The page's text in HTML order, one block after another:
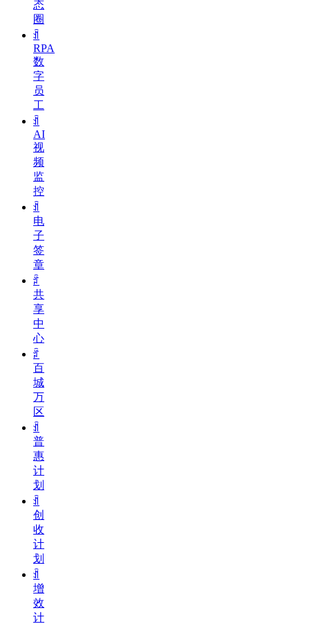
态
圈
ꀉ
RPA
数
字
员
工
ꀉ
AI
视
频
监
控
ꀉ
电
子
签
章
ꄁ
共
享
中
心
ꄁ
百
城
万
区
ꀉ
普
惠
计
划
ꀉ
创
收
计
划
ꀉ
增
效
计